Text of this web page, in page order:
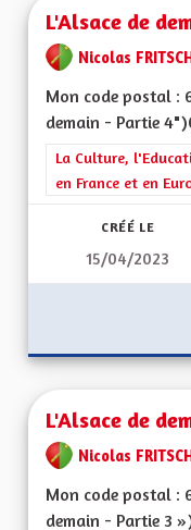
L'Alsace de
Nicolas
Mon code postal :
demain - Partie
Filtrer les résultats
La Culture,
en France et en
CRÉÉ LE
15/04/2023
L'Alsace de
Nicolas
Mon code postal :
demain - Partie 3